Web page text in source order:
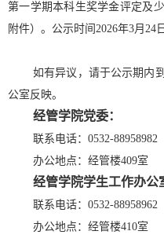
第一学期本科生奖学金评定及
附件） 。 公示时间 2026年3月 24 日
如有异议，请于公示期内
公室反映。
经管学院党委：
联系电话： 0532-88958982
办公地点：经管楼409室
经管学院学生工作办公
联系电话： 0532-88958962
办公地点：经管楼410室